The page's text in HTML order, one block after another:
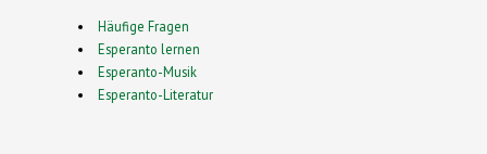
Häufige Fragen
Esperanto lernen
Esperanto-Musik
Esperanto-Literatur